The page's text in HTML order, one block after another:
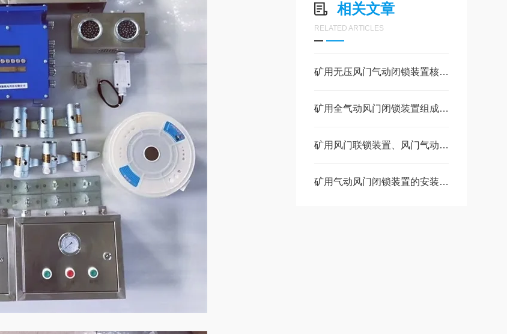
相关文章
RELATED ARTICLES
矿用无压风门气动闭锁装置核心作用整套组成部件
矿用全气动风门闭锁装置组成部件和工作原理
矿用风门联锁装置、风门气动闭锁装置的作用是什么
矿用气动风门闭锁装置的安装步骤